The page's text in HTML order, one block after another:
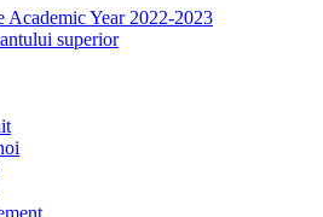
Academic Year 2022-2023
superior